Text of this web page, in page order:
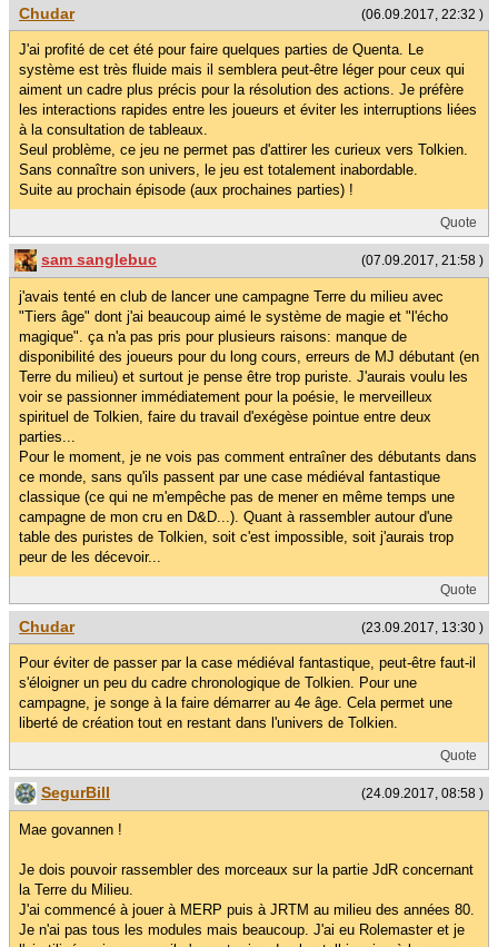
(06.09.2017, 22:32 )
Chudar
J'ai profité de cet été pour faire quelques parties de Quenta. Le
système est très fluide mais il semblera peut-être léger pour ceux qui
aiment un cadre plus précis pour la résolution des actions. Je préfère
les interactions rapides entre les joueurs et éviter les interruptions liées
à la consultation de tableaux.
Seul problème, ce jeu ne permet pas d'attirer les curieux vers Tolkien.
Sans connaître son univers, le jeu est totalement inabordable.
Suite au prochain épisode (aux prochaines parties) !
Quote
(07.09.2017, 21:58 )
sam sanglebuc
j'avais tenté en club de lancer une campagne Terre du milieu avec
"Tiers âge" dont j'ai beaucoup aimé le système de magie et "l'écho
magique". ça n'a pas pris pour plusieurs raisons: manque de
disponibilité des joueurs pour du long cours, erreurs de MJ débutant (en
Terre du milieu) et surtout je pense être trop puriste. J'aurais voulu les
voir se passionner immédiatement pour la poésie, le merveilleux
spirituel de Tolkien, faire du travail d'exégèse pointue entre deux
parties...
Pour le moment, je ne vois pas comment entraîner des débutants dans
ce monde, sans qu'ils passent par une case médiéval fantastique
classique (ce qui ne m'empêche pas de mener en même temps une
campagne de mon cru en D&D...). Quant à rassembler autour d'une
table des puristes de Tolkien, soit c'est impossible, soit j'aurais trop
peur de les décevoir...
Quote
(23.09.2017, 13:30 )
Chudar
Pour éviter de passer par la case médiéval fantastique, peut-être faut-il
s'éloigner un peu du cadre chronologique de Tolkien. Pour une
campagne, je songe à la faire démarrer au 4e âge. Cela permet une
liberté de création tout en restant dans l'univers de Tolkien.
Quote
(24.09.2017, 08:58 )
SegurBill
Mae govannen !
Je dois pouvoir rassembler des morceaux sur la partie JdR concernant
la Terre du Milieu.
J'ai commencé à jouer à MERP puis à JRTM au milieu des années 80.
Je n'ai pas tous les modules mais beaucoup. J'ai eu Rolemaster et je